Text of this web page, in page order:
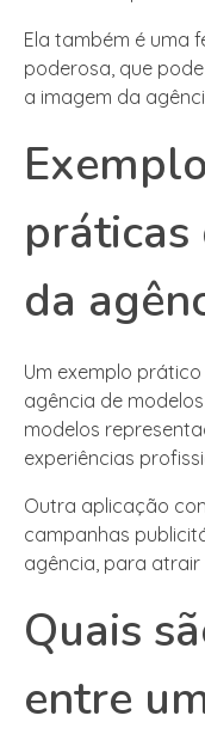
Ela também é uma
poderosa, que
a imagem da
práticas
da
Um exemplo
agência de
modelos
experiências
Outra aplicação
campanhas
agência, para
Quais
entre